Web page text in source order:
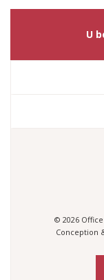
U
© 2026
Conception